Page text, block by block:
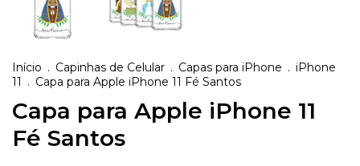
Início . Capinhas de Celular . Capas para iPhone . iPhone
11 . Capa para Apple iPhone 11 Fé Santos
Capa para Apple iPhone 11
Fé Santos